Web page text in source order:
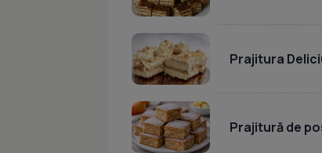
Prajitura
Prajitură de